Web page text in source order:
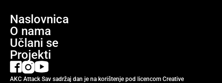
Naslovnica
O nama
Učlani se
Projekti
AKC Attack Sav sadržaj dan je na korištenje pod licencom Creative